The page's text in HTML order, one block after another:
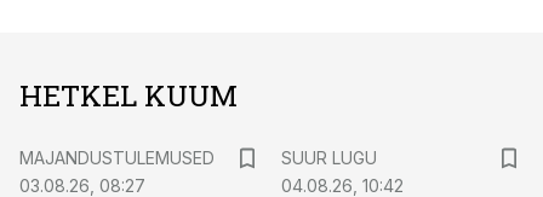
HETKEL KUUM
MAJANDUSTULEMUSED
03.08.26, 08:27
SUUR LUGU
04.08.26, 10:42